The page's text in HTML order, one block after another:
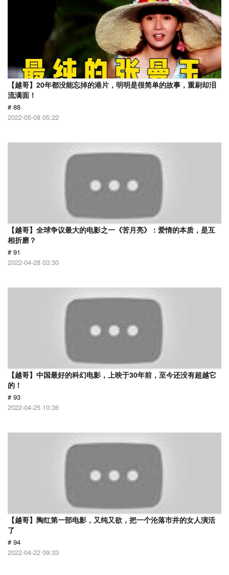
【越哥】20年都没能忘掉的港片，明明是很简单的故事，重刷却泪
流满面！
# 88
2022-05-08 05:22
【越哥】全球争议最大的电影之一《苦月亮》：爱情的本质，是互
相折磨？
# 91
2022-04-28 03:30
【越哥】中国最好的科幻电影，上映于30年前，至今还没有超越它
的！
# 93
2022-04-25 10:36
【越哥】陶红第一部电影，又纯又欲，把一个沦落市井的女人演活
了
# 94
2022-04-22 09:33